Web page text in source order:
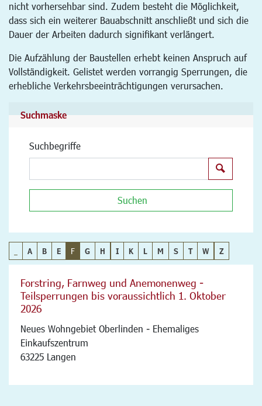
nicht vorhersehbar sind. Zudem besteht die Möglichkeit,
dass sich ein weiterer Bauabschnitt anschließt und sich die
Dauer der Arbeiten dadurch signifikant verlängert.
Die Aufzählung der Baustellen erhebt keinen Anspruch auf
Vollständigkeit. Gelistet werden vorrangig Sperrungen, die
erhebliche Verkehrsbeeinträchtigungen verursachen.
Suchmaske
Suchbegriffe
Suchen
A B E F G H I K L M S T W Z
Forstring, Farnweg und Anemonenweg -
Teilsperrungen bis voraussichtlich 1. Oktober
2026
Neues Wohngebiet Oberlinden - Ehemaliges
Einkaufszentrum
63225 Langen